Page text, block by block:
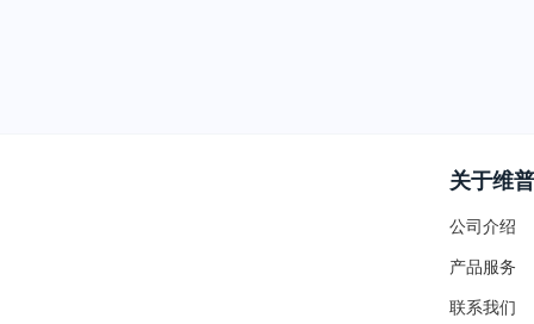
关于维普
公司介绍
产品服务
联系我们